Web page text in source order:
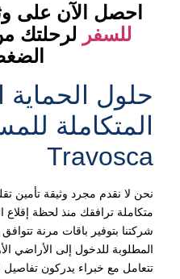
احصل الآن على
للسفر
حلول الحماية
المتكاملة
Travosca
نحن لا نقدم مجرد وثيقة تأمين
متكاملة ترافقك منذ لحظة إقلاع
شركتنا بتوفير باقات مرنة تتوافق
المطلوبة للدخول إلى الأراضي
تتعامل مع خبراء يدركون تفاصيل